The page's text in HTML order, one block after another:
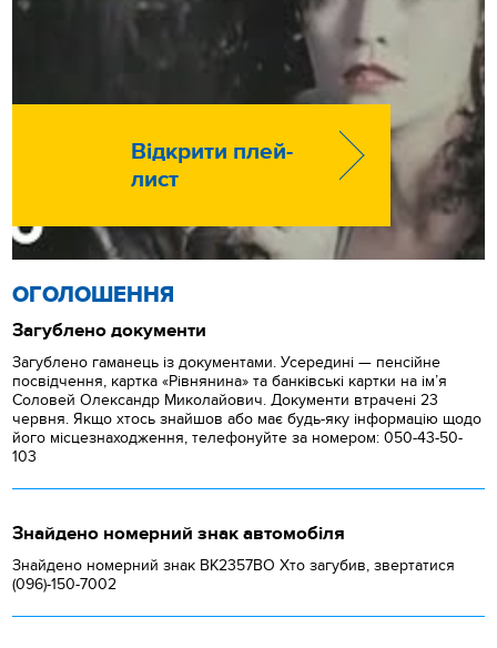
Відкрити плей-
лист
ОГОЛОШЕННЯ
Загублено документи
Загублено гаманець із документами. Усередині — пенсійне
посвідчення, картка «Рівнянина» та банківські картки на ім’я
Соловей Олександр Миколайович. Документи втрачені 23
червня. Якщо хтось знайшов або має будь-яку інформацію щодо
його місцезнаходження, телефонуйте за номером: 050-43-50-
103
Знайдено номерний знак автомобіля
Знайдено номерний знак ВК2357ВО Хто загубив, звертатися
(096)-150-7002